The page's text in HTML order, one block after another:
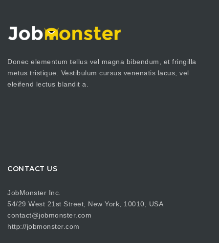
Donec elementum tellus vel magna bibendum, et fringilla
metus tristique. Vestibulum cursus venenatis lacus, vel
eleifend lectus blandit a.
CONTACT US
JobMonster Inc.
54/29 West 21st Street, New York, 10010, USA
contact@jobmonster.com
http://jobmonster.com